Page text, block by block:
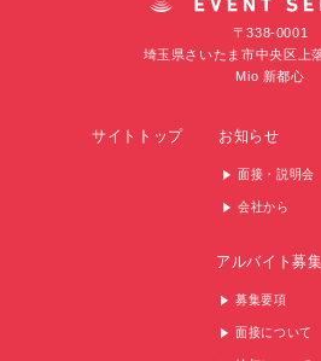
〒338-0001
埼玉県さいたま市中央区上
Mio 新都心
サイトトップ お知らせ
面接・説明会
会社から
アルバイト募集
募集要項
面接について